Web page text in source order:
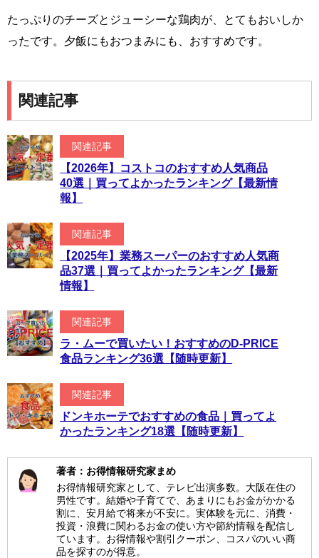
たっぷりのチーズとジューシーな鶏肉が、とてもおいしか
ったです。夕飯にもおつまみにも、おすすめです。
関連記事
関連記事
【2026年】コストコのおすすめ人気商品
40選｜買ってよかったランキング【最新情
報】
関連記事
【2025年】業務スーパーのおすすめ人気商
品37選｜買ってよかったランキング【最新
情報】
関連記事
ラ・ムーで買いたい！おすすめのD-PRICE
食品ランキング36選【随時更新】
関連記事
ドンキホーテでおすすめの食品｜買ってよ
かったランキング18選【随時更新】
著者：お得情報研究家まめ
お得情報研究家として、テレビ出演多数。大阪在住の
男性です。結婚や子育てで、あまりにもお金がかかる
割に、安月給で将来が不安に。実体験を元に、消費・
投資・浪費に関わるお金の使い方や節約情報を配信し
ています。お得情報や割引クーポン、コスパのいい商
品を探すのが得意。